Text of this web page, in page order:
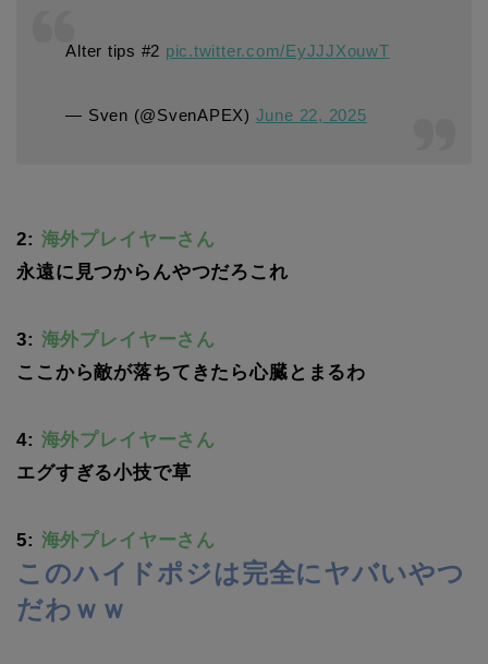
Alter tips #2 pic.twitter.com/EyJJJXouwT
— Sven (@SvenAPEX) June 22, 2025
2: 海外プレイヤーさん
永遠に見つからんやつだろこれ
3: 海外プレイヤーさん
ここから敵が落ちてきたら心臓とまるわ
4: 海外プレイヤーさん
エグすぎる小技で草
5: 海外プレイヤーさん
このハイドポジは完全にヤバいやつ
だわｗｗ